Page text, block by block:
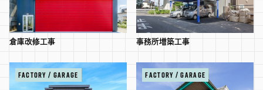
倉庫改修工事 事務所増築工事
FACTORY / GARAGE FACTORY / GARAGE